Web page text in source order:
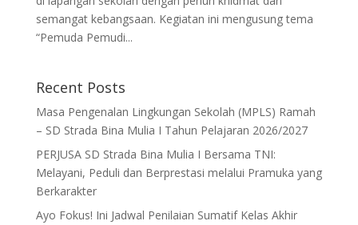
semangat kebangsaan. Kegiatan ini mengusung tema
“Pemuda Pemudi...
Recent Posts
Masa Pengenalan Lingkungan Sekolah (MPLS) Ramah
– SD Strada Bina Mulia I Tahun Pelajaran 2026/2027
PERJUSA SD Strada Bina Mulia I Bersama TNI:
Melayani, Peduli dan Berprestasi melalui Pramuka yang
Berkarakter
Ayo Fokus! Ini Jadwal Penilaian Sumatif Kelas Akhir